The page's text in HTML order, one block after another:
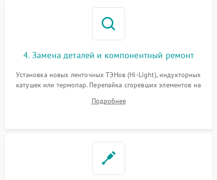
4. Замена деталей и компонентный ремонт
Установка новых ленточных ТЭНов (Hi-Light), индукторных
катушек или термопар. Перепайка сгоревших элементов на
дорожек. Очистка контактов и замена поврежденной
Подробнее